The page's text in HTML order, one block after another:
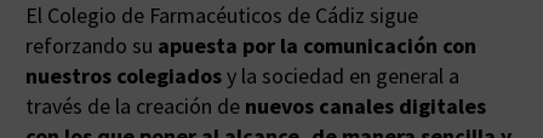
El Colegio de Farmacéuticos de Cádiz sigue
reforzando su apuesta por la comunicación con
nuestros colegiadosy la sociedad en general a
través de la creación de nuevos canales digitales